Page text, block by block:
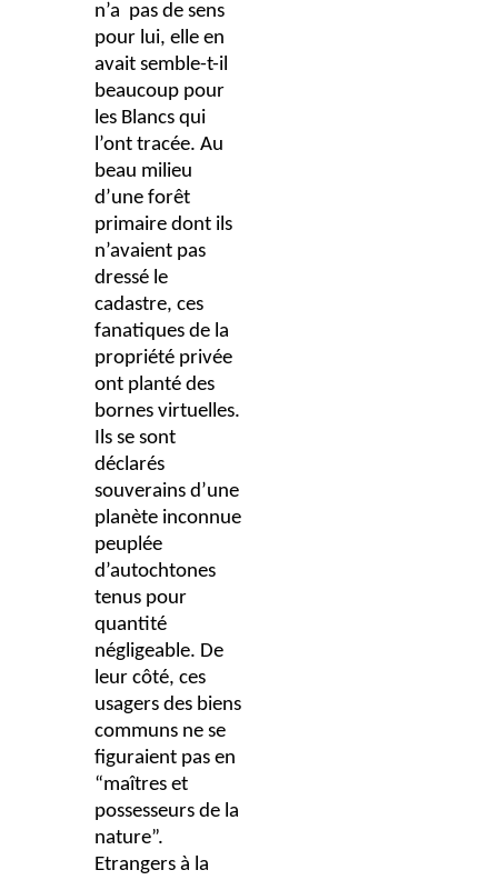
n’a pas de sens
pour lui, elle en
avait semble-t-il
beaucoup pour
les Blancs qui
l’ont tracée. Au
beau milieu
d’une forêt
primaire dont ils
n’avaient pas
dressé le
cadastre, ces
fanatiques de la
propriété privée
ont planté des
bornes virtuelles.
Ils se sont
déclarés
souverains d’une
planète inconnue
peuplée
d’autochtones
tenus pour
quantité
négligeable. De
leur côté, ces
usagers des biens
communs ne se
figuraient pas en
“maîtres et
possesseurs de la
nature”.
Etrangers à la